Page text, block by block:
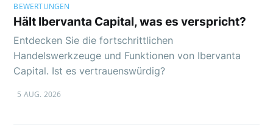
BEWERTUNGEN
Hält Ibervanta Capital, was es verspricht?
Entdecken Sie die fortschrittlichen
Handelswerkzeuge und Funktionen von Ibervanta
Capital. Ist es vertrauenswürdig?
5 AUG. 2026